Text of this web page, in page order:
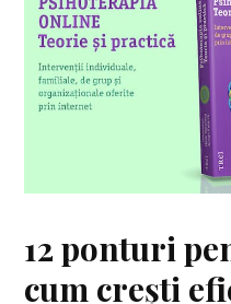
12 ponturi
cum crești